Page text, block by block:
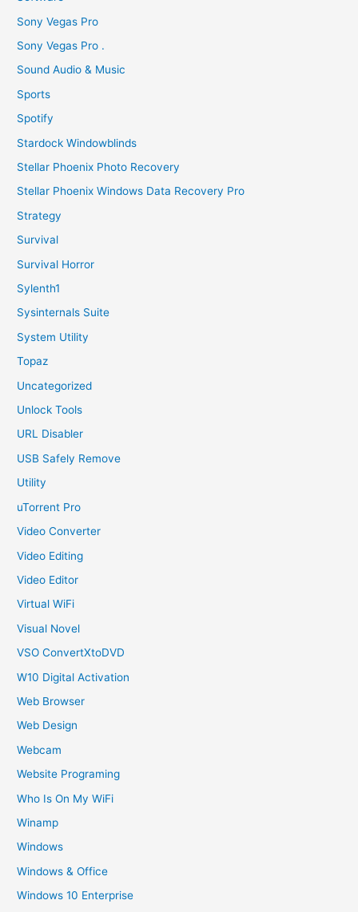
Sony Vegas Pro
Sony Vegas Pro .
Sound Audio & Music
Sports
Spotify
Stardock Windowblinds
Stellar Phoenix Photo Recovery
Stellar Phoenix Windows Data Recovery Pro
Strategy
Survival
Survival Horror
Sylenth1
Sysinternals Suite
System Utility
Topaz
Uncategorized
Unlock Tools
URL Disabler
USB Safely Remove
Utility
uTorrent Pro
Video Converter
Video Editing
Video Editor
Virtual WiFi
Visual Novel
VSO ConvertXtoDVD
W10 Digital Activation
Web Browser
Web Design
Webcam
Website Programing
Who Is On My WiFi
Winamp
Windows
Windows & Office
Windows 10 Enterprise